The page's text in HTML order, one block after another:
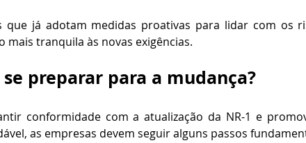
que já adotam medidas proativas para lidar com os
mais tranquila às novas exigências.
se preparar para a mudança?
conformidade com a atualização da NR-1 e
as empresas devem seguir alguns passos